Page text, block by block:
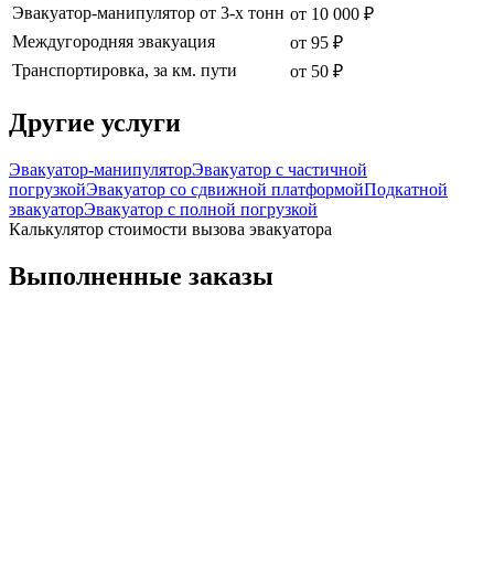
Эвакуатор-манипулятор от 3-х тонн от 10 000 ₽
Междугородняя эвакуация
от 95 ₽
Транспортировка, за км. пути
от 50 ₽
Другие услуги
Эвакуатор-манипуляторЭвакуатор с частичной
погрузкойЭвакуатор со сдвижной платформойПодкатной
эвакуаторЭвакуатор с полной погрузкой
Калькулятор стоимости вызова эвакуатора
Выполненные заказы